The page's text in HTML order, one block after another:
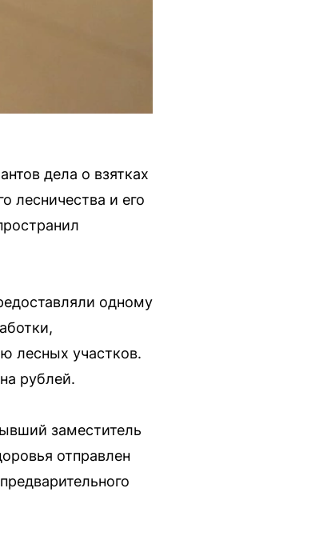
дела о взятках
лесничества и его
одному
лесных участков.
рублей.
заместитель
отправлен